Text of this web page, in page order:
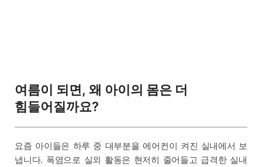
여름이 되면, 왜 아이의 몸은 더
힘들어질까요?
요즘 아이들은 하루 중 대부분을 에어컨이 켜진 실내에서 보
냅니다. 폭염으로 실외 활동은 현저히 줄어들고 급격한 실내